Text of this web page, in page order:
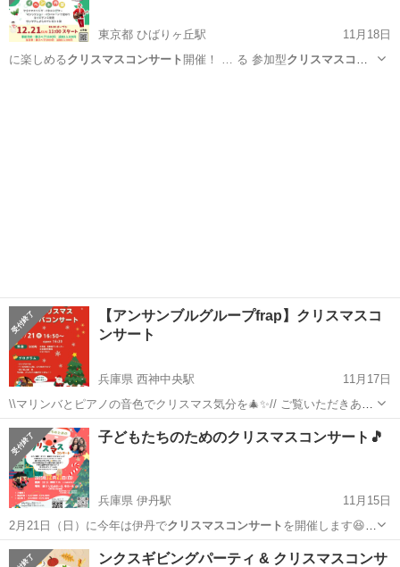
東京都 ひばりヶ丘駅
11月18日
に楽しめるクリスマスコンサート 開催！ … る 参加型クリスマスコン
【アンサンブルグループfrap】クリスマスコ
ンサート
兵庫県 西神中央駅
11月17日
\\マリンバとピアノの音色でクリスマス気分を🎄✨// ご覧いただきあり
がとうございます。 私たちは関西を中心に活動する、ピアノ1人と打
楽器3人によるアンサンブルグループfrap（フラップ）です。 今回は
2025年12...
兵庫 神戸市 西神中央駅 コンサート/ショー
アンサンブル
子どもたちのためのクリスマスコンサート🎵
兵庫県 伊丹駅
11月15日
2月21日（日）に今年は伊丹でクリスマスコンサート を開催します😆✨
早いも…
兵庫 伊丹市 伊丹駅 コンサート/ショー
ンクスギビングパーティ & クリスマスコンサ